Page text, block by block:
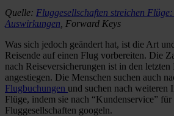
Quelle: Fluggesellschaften streichen
Auswirkungen , Forward Keys
Was sich jedoch geändert hat, ist die Art
Reisende auf einen Flug vorbereiten. Die
nach Reiseversicherungen ist in den
angestiegen. Die Menschen suchen auch
Flugbuchungen und suchen nach weiteren
Flüge, indem sie nach “Kundenservice” für
Fluggesellschaften googeln.